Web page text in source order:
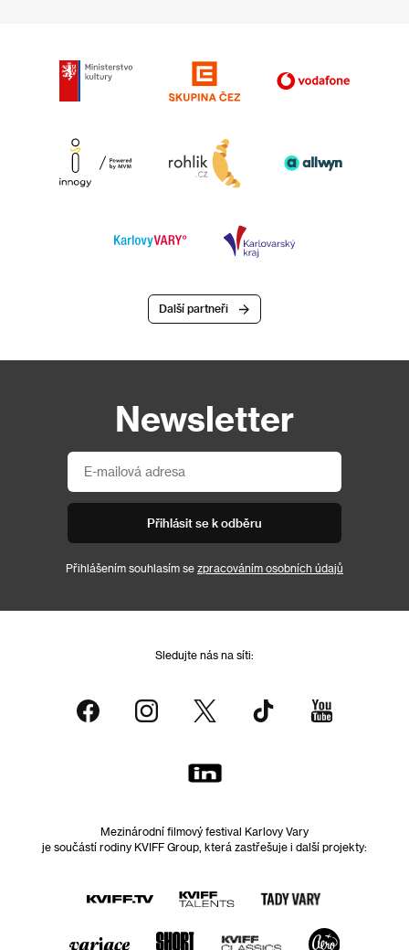
Další partneři
Newsletter
Přihlásit se k odběru
Přihlášením souhlasím se zpracováním osobních údajů
Sledujte nás na síti:
Mezinárodní filmový festival Karlovy Vary
je součástí rodiny KVIFF Group, která zastřešuje i další projekty: